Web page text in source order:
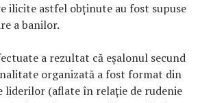
ilicite astfel obținute au fost supuse
a banilor.
a rezultat că eșalonul secund
organizată a fost format din
liderilor (aflate în relație de rudenie